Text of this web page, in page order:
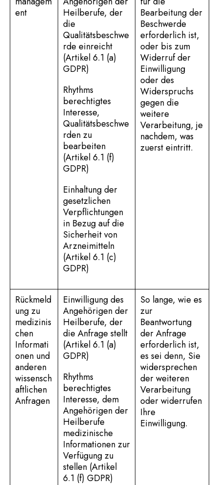
ent
Heilberufe, der
die
Qualitätsbeschwe
rde einreicht
(Artikel 6.1 (a)
GDPR)
Rhythms
berechtigtes
Interesse,
Qualitätsbeschwe
rden zu
bearbeiten
(Artikel 6.1 (f)
GDPR)
Einhaltung der
gesetzlichen
Verpflichtungen
in Bezug auf die
Sicherheit von
Arzneimitteln
(Artikel 6.1 (c)
GDPR)
Bearbeitung der
Beschwerde
erforderlich ist,
oder bis zum
Widerruf der
Einwilligung
oder des
Widerspruchs
gegen die
weitere
Verarbeitung, je
nachdem, was
zuerst eintritt.
Rückmeld
ung zu
medizinis
chen
Informati
onen und
anderen
wissensch
aftlichen
Anfragen
Einwilligung des
Angehörigen der
Heilberufe, der
die Anfrage stellt
(Artikel 6.1 (a)
GDPR)
Rhythms
berechtigtes
Interesse, dem
Angehörigen der
Heilberufe
medizinische
Informationen zur
Verfügung zu
stellen (Artikel
6.1 (f) GDPR)
So lange, wie es
zur
Beantwortung
der Anfrage
erforderlich ist,
es sei denn, Sie
widersprechen
der weiteren
Verarbeitung
oder widerrufen
Ihre
Einwilligung.